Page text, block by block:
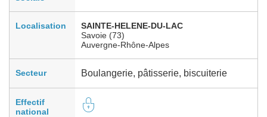
Localisation
SAINTE-HELENE-DU-LAC
Savoie (73)
Auvergne-Rhône-Alpes
Secteur Boulangerie, pâtisserie, biscuiterie
Effectif
national